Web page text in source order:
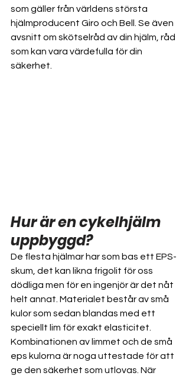
som gäller från världens största
hjälmproducent Giro och Bell. Se även
avsnitt om skötselråd av din hjälm, råd
som kan vara värdefulla för din
säkerhet.
Hur är en cykelhjälm
uppbyggd?
De flesta hjälmar har som bas ett EPS-
skum, det kan likna frigolit för oss
dödliga men för en ingenjör är det nåt
helt annat. Materialet består av små
kulor som sedan blandas med ett
speciellt lim för exakt elasticitet.
Kombinationen av limmet och de små
eps kulorna är noga uttestade för att
ge den säkerhet som utlovas. När